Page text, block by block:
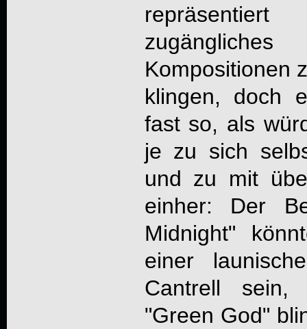
repräsentiert
Kompositionen
klingen, doch
fast so, als
je zu sich
und zu mit
einher: Der
Midnight"
einer
Cantrell sein,
"Green God"